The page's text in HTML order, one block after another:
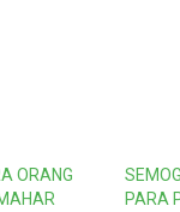
ORANG
PARA